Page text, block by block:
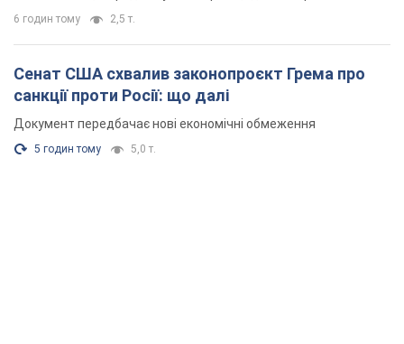
6 годин тому 2,5 т.
Сенат США схвалив законопроєкт Грема про
санкції проти Росії: що далі
Документ передбачає нові економічні обмеження
5 годин тому 5,0 т.